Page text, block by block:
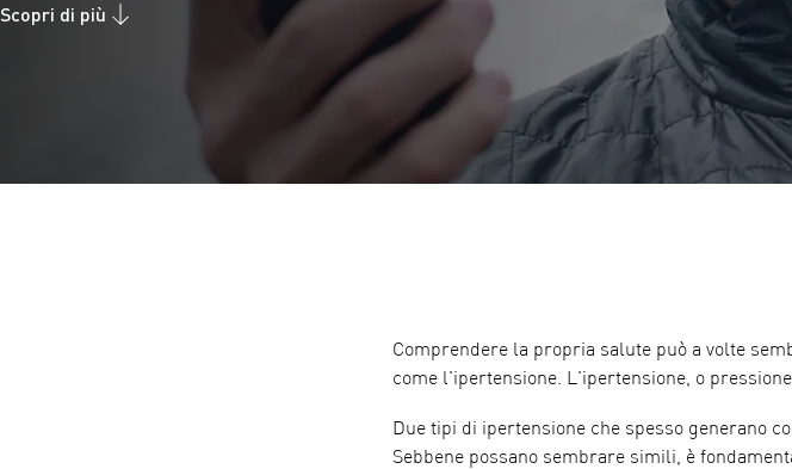
Scopri di più
Comprendere la propria salute può a volte
come l'ipertensione. L'ipertensione, o
Due tipi di ipertensione che spesso generano
Sebbene possano sembrare simili, è